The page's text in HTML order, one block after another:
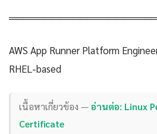
AWS App Runner Platform
RHEL-based
เนื้อหาเกี่ยวข้อง —อ่านต่อ: Linux
Certificate